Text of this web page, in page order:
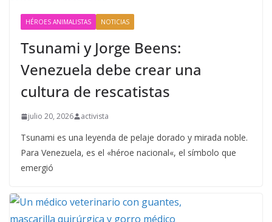
HÉROES ANIMALISTAS NOTICIAS
Tsunami y Jorge Beens:
Venezuela debe crear una
cultura de rescatistas
julio 20, 2026 activista
Tsunami es una leyenda de pelaje dorado y mirada noble.
Para Venezuela, es el «héroe nacional«, el símbolo que
emergió